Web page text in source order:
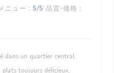
ニュー : 5/5 品質-価格 :
dans un quartier central.
plats toujours délicieux,